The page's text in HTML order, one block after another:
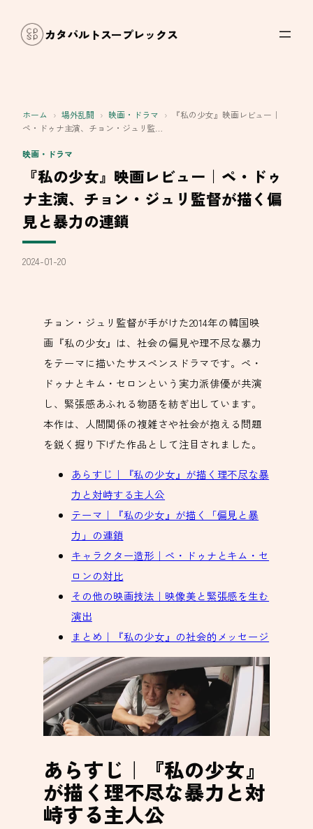
カタパルトスープレックス
ホーム › 場外乱闘 › 映画・ドラマ ›
『私の少女』映画レビュー｜
ペ・ドゥナ主演、チョン・ジュリ監…
映画・ドラマ
『私の少女』映画レビュー｜ペ・ドゥ
ナ主演、チョン・ジュリ監督が描く偏
見と暴力の連鎖
2024-01-20
チョン・ジュリ監督が手がけた2014年の韓国映
画『私の少女』は、社会の偏見や理不尽な暴力
をテーマに描いたサスペンスドラマです。ペ・
ドゥナとキム・セロンという実力派俳優が共演
し、緊張感あふれる物語を紡ぎ出しています。
本作は、人間関係の複雑さや社会が抱える問題
を鋭く掘り下げた作品として注目されました。
あらすじ｜『私の少女』が描く理不尽な暴
力と対峙する主人公
テーマ｜『私の少女』が描く「偏見と暴
力」の連鎖
キャラクター造形｜ペ・ドゥナとキム・セ
ロンの対比
その他の映画技法｜映像美と緊張感を生む
演出
まとめ｜『私の少女』の社会的メッセージ
あらすじ｜『私の少女』
が描く理不尽な暴力と対
峙する主人公